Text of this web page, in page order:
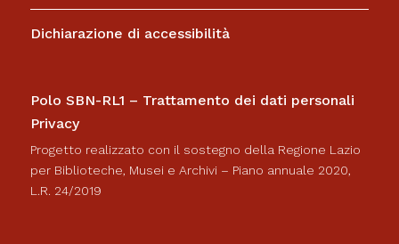
Dichiarazione di accessibilità
Polo SBN-RL1 – Trattamento dei dati personali
Privacy
Progetto realizzato con il sostegno della Regione Lazio
per Biblioteche, Musei e Archivi – Piano annuale 2020,
L.R. 24/2019